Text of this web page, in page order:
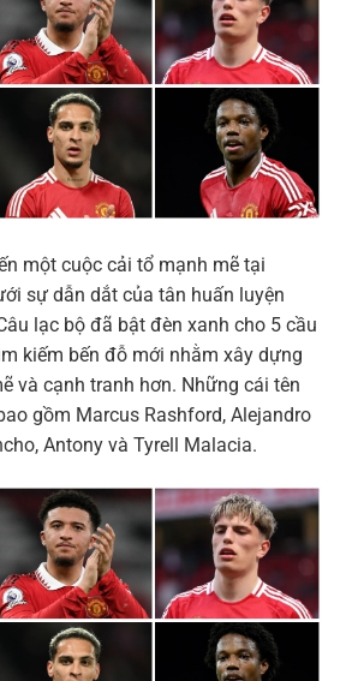
một cuộc cải tổ mạnh mẽ tại
sự dẫn dắt của tân huấn luyện
lạc bộ đã bật đèn xanh cho 5 cầu
kiếm bến đỗ mới nhằm xây dựng
và cạnh tranh hơn. Những cái tên
gồm Marcus Rashford, Alejandro
Antony và Tyrell Malacia.